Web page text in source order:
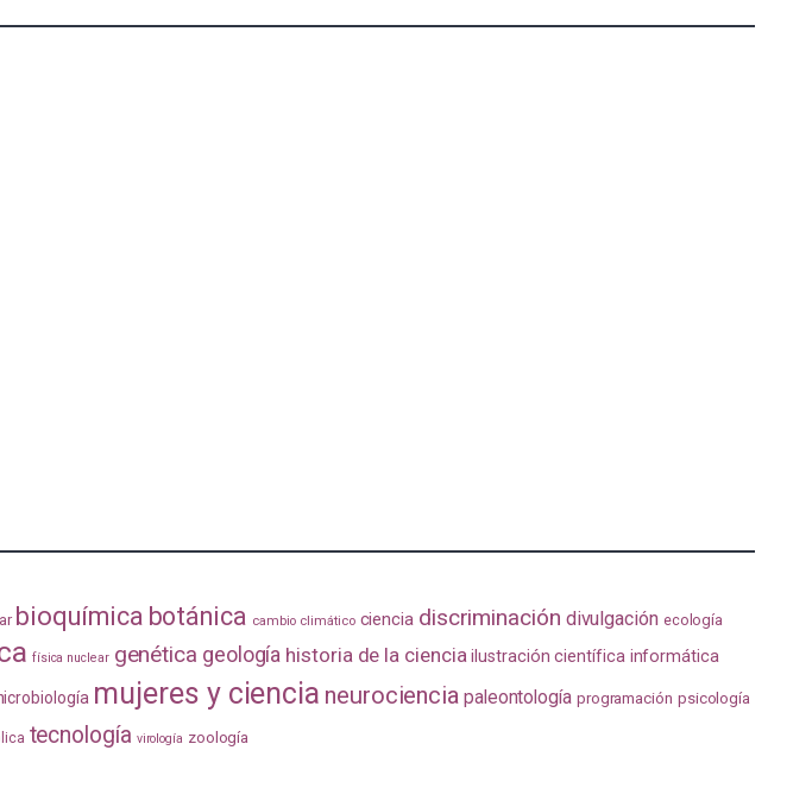
bioquímica botánica cambio climático ciencia discriminación divulgación ecología
física nuclear genética geología historia de la ciencia ilustración científica informática
mujeres y ciencia neurociencia paleontología programación psicología
tecnología virología zoología